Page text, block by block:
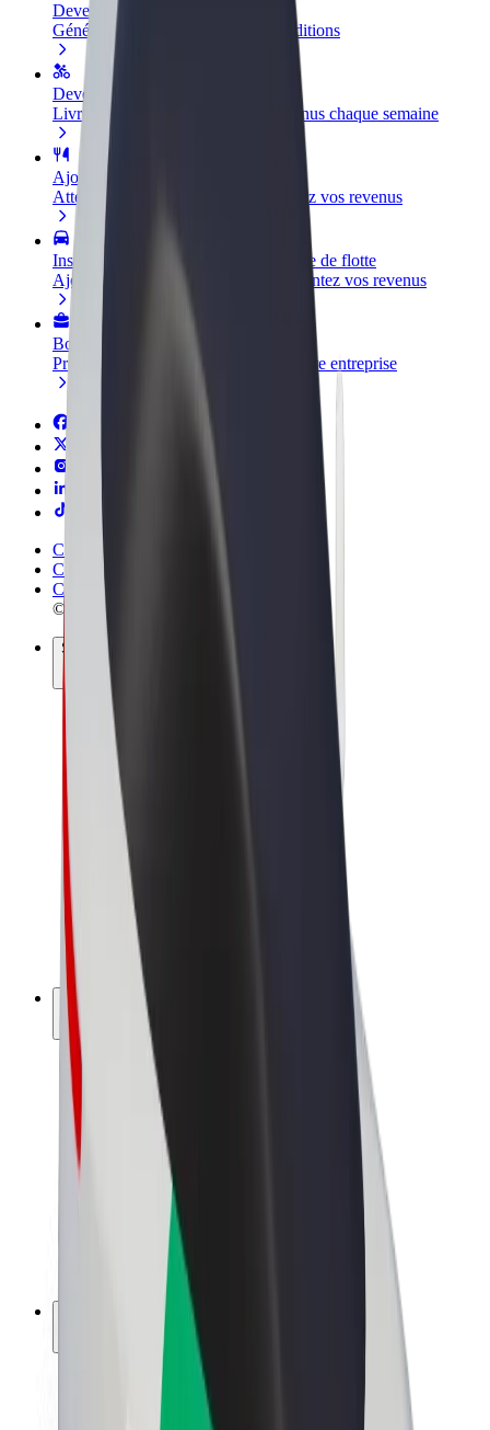
Devenir partenaire chauffeur
Générez des revenus selon vos conditions
Devenir livreur
Livrez des repas et générez des revenus chaque semaine
Ajouter un restaurant ou un magasin
Atteignez plus de clients et augmentez vos revenus
Inscrivez-vous en tant que propriétaire de flotte
Ajoutez votre flotte sur Bolt et augmentez vos revenus
Bolt for Business
Produits et services Bolt adaptés à votre entreprise
Conditions générales
Confidentialité
Cookies
© 2026 Bolt Technology OÜ
Services
Trajets
Trottinettes électriques
Bolt Market
Bolt Food
Bolt Drive
Bolt for Business
Vélos électriques
Bolt Plus
Générez des revenus avec Bolt
Chauffeur
Revenus du chauffeur
Revenus du livreur
Commerçants Bolt Food
Rejoignez-nous
À propos de Bolt